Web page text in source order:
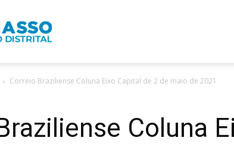
Correio Braziliense Coluna Eixo Capital de 2 de maio de 2021
Coluna